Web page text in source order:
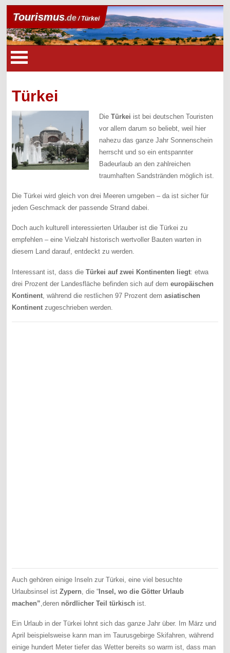
Tourismus.de/ Türkei
Türkei
DieTürkei ist bei deutschen Touristen
vor allem darum so beliebt, weil hier
nahezu das ganze Jahr Sonnenschein
herrscht und so ein entspannter
Badeurlaub an den zahlreichen
traumhaften Sandstränden möglich ist.
Die Türkei wird gleich von drei Meeren umgeben – da ist sicher für
jeden Geschmack der passende Strand dabei.
Doch auch kulturell interessierten Urlauber ist die Türkei zu
empfehlen – eine Vielzahl historisch wertvoller Bauten warten in
diesem Land darauf, entdeckt zu werden.
Interessant ist, dass dieTürkei auf zwei Kontinenten liegt: etwa
drei Prozent der Landesfläche befinden sich auf demeuropäischen
Kontinent , während die restlichen 97 Prozent demasiatischen
Kontinent zugeschrieben werden.
Auch gehören einige Inseln zur Türkei, eine viel besuchte
Urlaubsinsel istZypern , die “Insel, wo die Götter Urlaub
machen” ,deren nördlicher Teil türkisch ist.
Ein Urlaub in der Türkei lohnt sich das ganze Jahr über. Im März und
April beispielsweise kann man im Taurusgebirge Skifahren, während
einige hundert Meter tiefer das Wetter bereits so warm ist, dass man